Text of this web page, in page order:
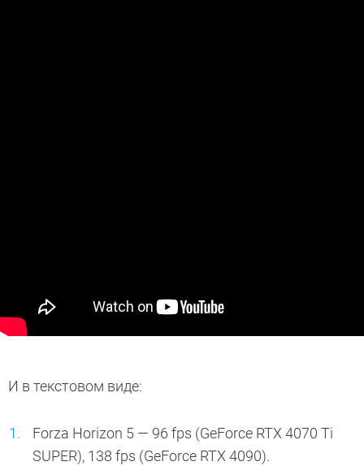
И в текстовом виде:
Forza Horizon 5 — 96 fps (GeForce RTX 4070 Ti
SUPER), 138 fps (GeForce RTX 4090).